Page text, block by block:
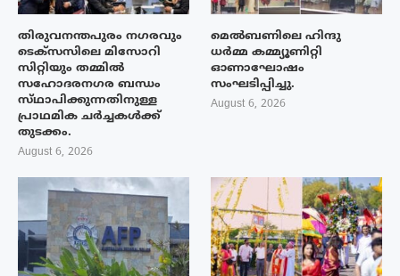
തിരുവനന്തപുരം നഗരവും
ടെക്‌സസിലെ മിസോറി
സിറ്റിയും തമ്മിൽ
സഹോദരനഗര ബന്ധം
സ്‌ഥാപിക്കുന്നതിനുള്ള
പ്രാഥമിക ചർച്ചകൾക്ക്
തുടക്കം.
August 6, 2026
മെൽബണിലെ ഹിന്ദു
ധർമ്മ കമ്മ്യൂണിറ്റി
ഓണാഘോഷം
സംഘടിപ്പിച്ചു.
August 6, 2026